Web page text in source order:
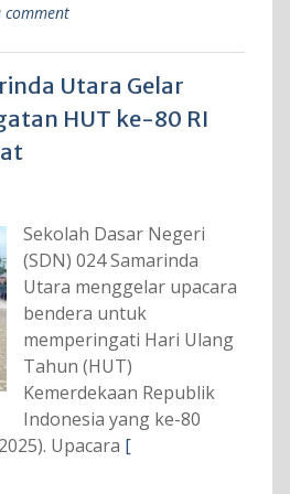
comment
Utara Gelar
HUT ke-80 RI
Sekolah Dasar Negeri
(SDN) 024 Samarinda
Utara menggelar upacara
bendera untuk
memperingati Hari Ulang
Tahun (HUT)
Kemerdekaan Republik
Indonesia yang ke-80
Upacara [